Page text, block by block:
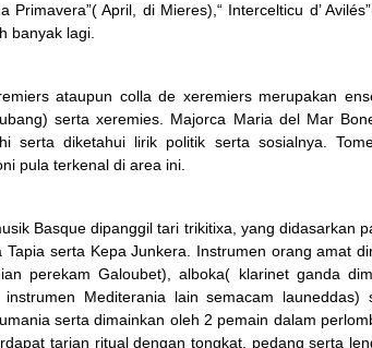
Primavera”( April, di Mieres),“ Intercelticu d’
banyak lagi.
ataupun colla de xeremiers merupakan
serta xeremies. Majorca Maria del Mar
serta diketahui lirik politik serta sosialnya.
pula terkenal di area ini.
Basque dipanggil tari trikitixa, yang didasarkan
serta Kepa Junkera. Instrumen orang amat
perekam Galoubet), alboka( klarinet ganda
Mediterania lain semacam launeddas)
serta dimainkan oleh 2 pemain dalam
tarian ritual dengan tongkat, pedang serta